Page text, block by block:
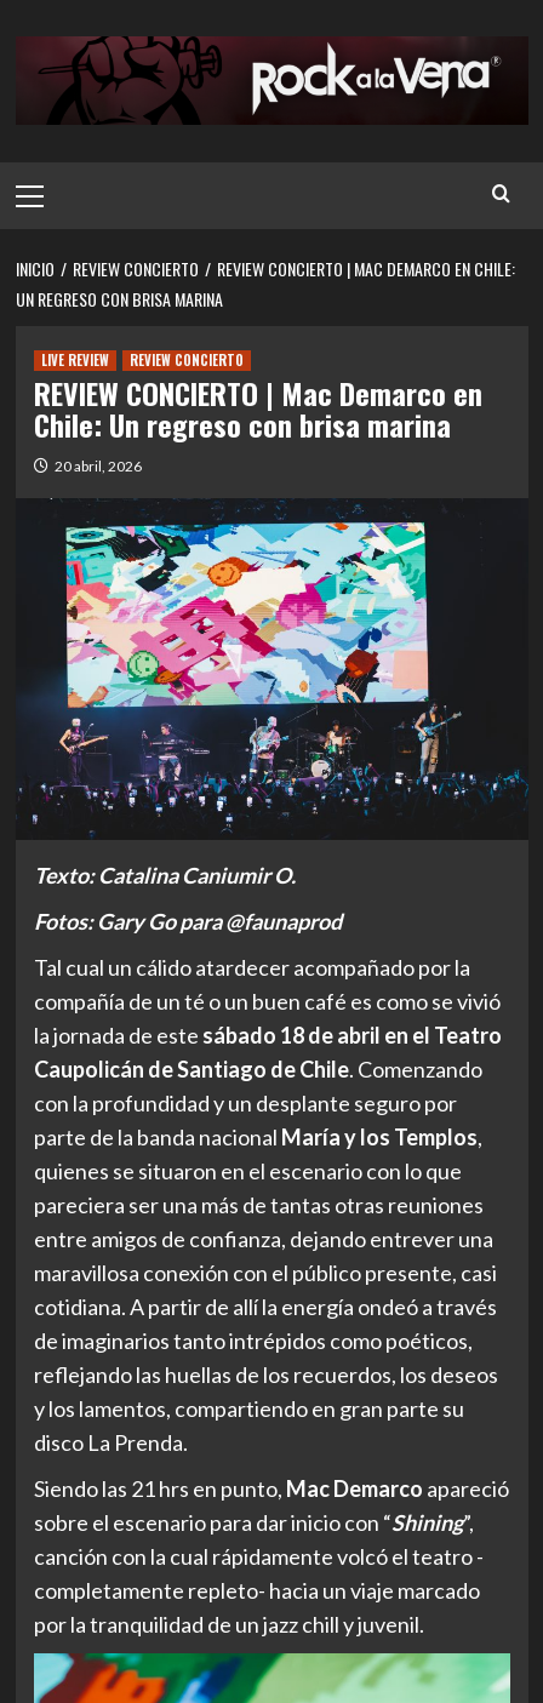
contenido
principal
INICIO REVIEW CONCIERTO
REVIEW CONCIERTO | MAC DEMARCO EN CHILE:
UN REGRESO CON BRISA MARINA
LIVE REVIEW REVIEW CONCIERTO
REVIEW CONCIERTO | Mac Demarco en
Chile: Un regreso con brisa marina
20 abril, 2026
Texto: Catalina Caniumir O.
Fotos: Gary Go para @faunaprod
Tal cual un cálido atardecer acompañado por la
compañía de un té o un buen café es como se vivió
la jornada de este sábado 18 de abril en el Teatro
Caupolicán de Santiago de Chile. Comenzando
con la profundidad y un desplante seguro por
parte de la banda nacional María y los Templos,
quienes se situaron en el escenario con lo que
pareciera ser una más de tantas otras reuniones
entre amigos de confianza, dejando entrever una
maravillosa conexión con el público presente, casi
cotidiana. A partir de allí la energía ondeó a través
de imaginarios tanto intrépidos como poéticos,
reflejando las huellas de los recuerdos, los deseos
y los lamentos, compartiendo en gran parte su
disco La Prenda.
Siendo las 21 hrs en punto, Mac Demarco apareció
sobre el escenario para dar inicio con “Shining”,
canción con la cual rápidamente volcó el teatro -
completamente repleto- hacia un viaje marcado
por la tranquilidad de un jazz chill y juvenil.